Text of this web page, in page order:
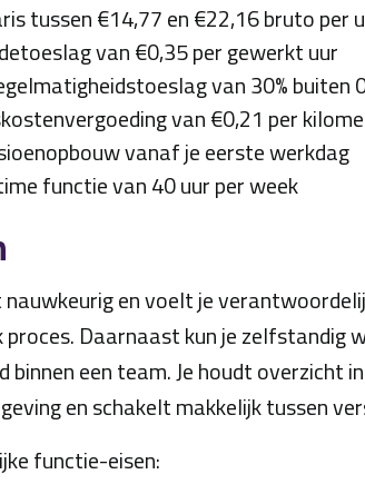
tussen €14,77 en €22,16 bruto per
van €0,35 per gewerkt uur
van 30% buiten
van €0,21 per
vanaf je eerste werkdag
functie van 40 uur per week
nauwkeurig en voelt je
proces. Daarnaast kun je zelfstandig
binnen een team. Je houdt overzicht
en schakelt makkelijk tussen
functie-eisen: